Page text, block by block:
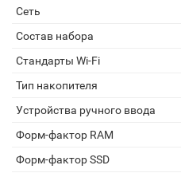
Сеть
Состав набора
Стандарты Wi-Fi
Тип накопителя
Устройства ручного ввода
Форм-фактор RAM
Форм-фактор SSD